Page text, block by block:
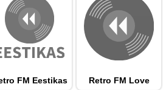
FM Eestikas Retro FM Love